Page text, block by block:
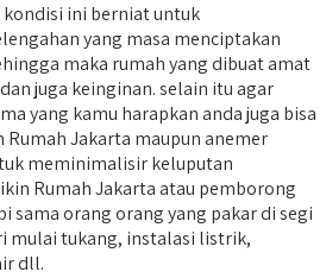
ini berniat untuk
yang masa menciptakan
maka rumah yang dibuat amat
juga keinginan. selain itu agar
yang kamu harapkan anda juga bisa
Rumah Jakarta maupun anemer
meminimalisir keluputan
Rumah Jakarta atau pemborong
sama orang orang yang pakar di segi
mulai tukang, instalasi listrik,
dll.